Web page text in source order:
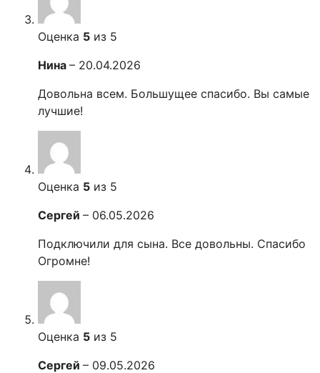
Оценка 5 из 5
Нина – 20.04.2026
Довольна всем. Большущее спасибо. Вы самые
лучшие!
Оценка 5 из 5
Сергей – 06.05.2026
Подключили для сына. Все довольны. Спасибо
Огромне!
Оценка 5 из 5
Сергей – 09.05.2026